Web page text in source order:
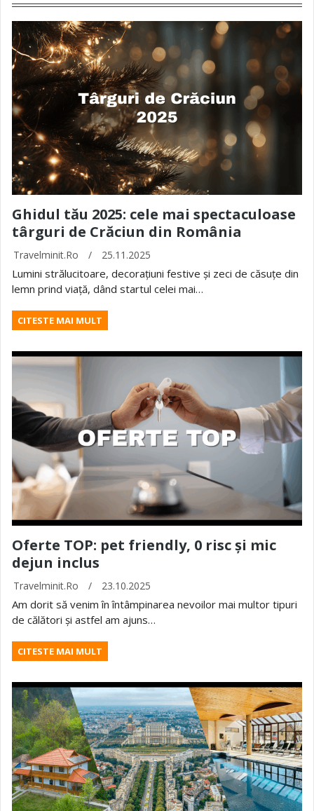
Ghidul tău 2025: cele mai spectaculoase
târguri de Crăciun din România
Travelminit.ro / 25.11.2025
Lumini strălucitoare, decorațiuni festive și zeci de căsuțe din
lemn prind viață, dând startul celei mai…
CITESTE MAI MULT
Oferte TOP: pet friendly, 0 risc și mic
dejun inclus
Travelminit.ro / 23.10.2025
Am dorit să venim în întâmpinarea nevoilor mai multor tipuri
de călători și astfel am ajuns…
CITESTE MAI MULT